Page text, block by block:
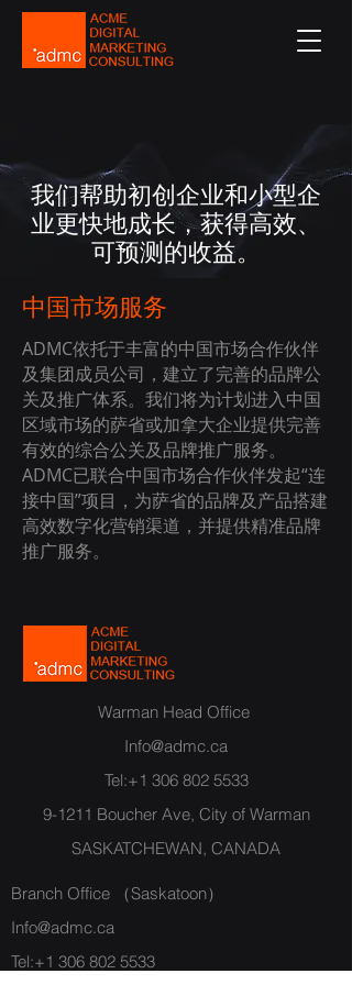
我们帮助初创企业和小型企
业更快地成长，获得高效、
可预测的收益。
​中国市场服务
ADMC依托于丰富的中国市场合作伙伴
及集团成员公司，建立了完善的品牌公
关及推广体系。我们将为计划进入中国
区域市场的萨省或加拿大企业提供完善
有效的综合公关及品牌推广服务。
ADMC已联合中国市场合作伙伴发起“连
接中国”项目，为萨省的品牌及产品搭建
高效数字化营销渠道，并提供精准品牌
推广服务。
Warman Head Office
Info@admc.ca
​Tel:+1 306 802 5533
9-1211 Boucher Ave, City of Warman
SASKATCHEWAN, CANADA
Branch Office （Saskatoon）
Info@admc.ca
​Tel:+1 306 802 5533